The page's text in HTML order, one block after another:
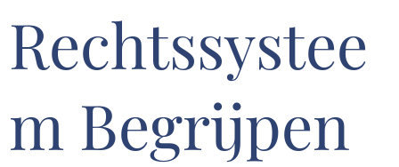
Rechtssystee
m Begrijpen